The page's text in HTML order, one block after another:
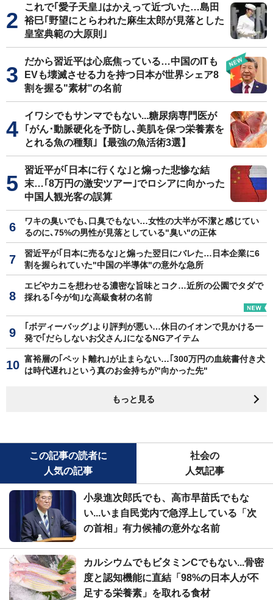
これで｢愛子天皇｣はかえって近づいた…島田
裕巳｢野望にとらわれた麻生太郎が見落とした
皇室典範の大原則｣
だから習近平は心底焦っている…中国のITも
EVも壊滅させる力を持つ日本が世界シェア8
割を握る"素材"の名前
イワシでもサンマでもない...糖尿病専門医が
｢がん･動脈硬化を予防し､美肌を保つ栄養素を
とれる魚の種類｣【最強の魚活術3選】
習近平が｢日本に行くな｣と煽った悲惨な結
末…｢8万円の激安ツアー｣でロシアに向かった
中国人観光客の誤算
ワキの臭いでも､口臭でもない…女性の大半が不潔と感じてい
るのに､75%の男性が見落としている"臭い"の正体
習近平が｢日本に売るな｣と煽った翌日にバレた…日本企業に6
割を握られていた"中国の半導体"の意外な急所
エビやカニを想わせる濃密な旨味とコク…近所の公園でタダで
採れる｢今が旬｣な高級食材の名前
｢ボディーバッグ｣より評判が悪い…休日のイオンで見かける一
発で｢だらしないお父さん｣になるNGアイテム
富裕層の｢ペット離れ｣が止まらない…｢300万円の血統書付き犬
は時代遅れ｣という真のお金持ちが"向かった先"
もっと見る
この記事の読者に
人気の記事
社会の
人気記事
小泉進次郎氏でも、高市早苗氏でもな
い...いま自民党内で急浮上している「次
の首相」有力候補の意外な名前
カルシウムでもビタミンCでもない...骨密
度と認知機能に直結「98%の日本人が不
足する栄養素」を取れる食材